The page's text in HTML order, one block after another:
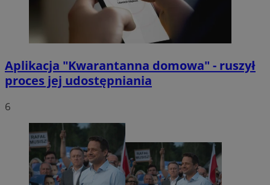
Aplikacja "Kwarantanna domowa" - ruszył
proces jej udostępniania
6